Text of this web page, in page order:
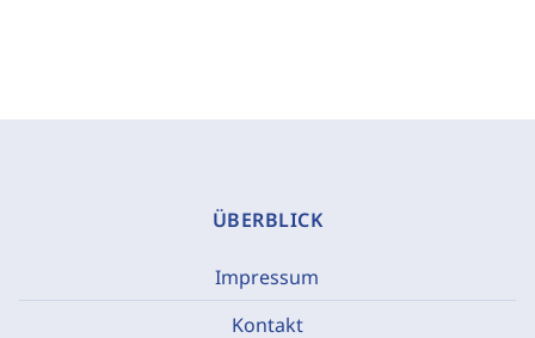
ÜBERBLICK
Impressum
Kontakt